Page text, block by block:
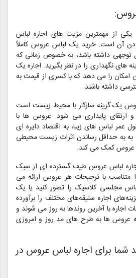
یکی از مهمترین مزیت های اجاره لباس
آن است. خرید یک لباس عروس کاملاً
توجهی داشته باشد، به خصوص زمانی که
های نگهداری را در نظر بگیرید. اجاره یک
امکان را می دهد که با کسری از قیمت به
داشته باشند.
یک گزینه سازگار با محیط زیست است
ارتقای پایداری می شود. عروس ها با
عمر لباس های زیبا، به اقتصاد دایره ای
به حداقل رساندن اثرات زیست محیطی
عروس کمک می کند.
لباس عروس طیف گسترده ای از سبک
متناسب با ترجیحات هر عروس ارائه می
مجلسی کلاسیک را تصور کنید یا یک
اجاره سلیقه‌های مختلف را برآورده
اجاره با آخرین روندها به روز می شوند و
عروس ها به طرح های مد روز و امروزی
برای اجاره لباس عروس در